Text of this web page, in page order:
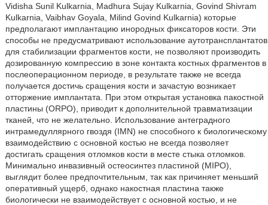
Vidisha Sunil Kulkarnia, Madhura Sujay Kulkarnia, Govind Shivram
Kulkarnia, Vaibhav Goyala, Milind Govind Kulkarnia) которые
предполагают имплантацию инородных фиксаторов кости. Эти
способы не предусматривают использование аутотрансплантатов
для стабилизации фрагментов кости, не позволяют производить
дозированную компрессию в зоне контакта костных фрагментов в
послеоперационном периоде, в результате также не всегда
получается достичь сращения кости и зачастую возникает
отторжение имплантата. При этом открытая установка пакостной
пластины (ORPO), приводит к дополнительной травматизации
тканей, что не желательно. Использование антеградного
интрамедуллярного гвоздя (IMN) не способного к биологическому
взаимодействию с основной костью не всегда позволяет
достигать сращения отломков кости в месте стыка отломков.
Минимально инвазивный остеосинтез пластиной (MIPO),
выглядит более предпочтительным, так как причиняет меньший
оперативный ущерб, однако накостная пластина также
биологически не взаимодействует с основной костью, и не